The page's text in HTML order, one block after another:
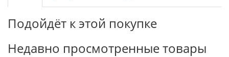
Подойдёт к этой покупке
Недавно просмотренные товары